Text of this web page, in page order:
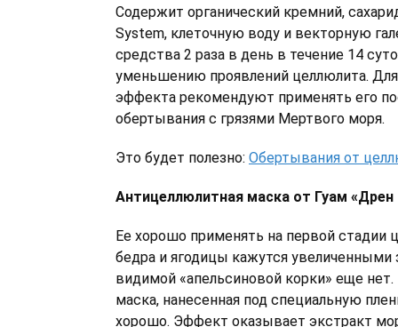
Содержит органический кремний,
System, клеточную воду и векторную
средства 2 раза в день в течение 14
уменьшению проявлений целлюлита.
эффекта рекомендуют применять его
обертывания с грязями Мертвого моря.
Это будет полезно: Обертывания от
Антицеллюлитная маска от Гуам «Дрен
Ее хорошо применять на первой стадии
бедра и ягодицы кажутся увеличенными
видимой «апельсиновой корки» еще нет.
маска, нанесенная под специальную
хорошо. Эффект оказывает экстракт